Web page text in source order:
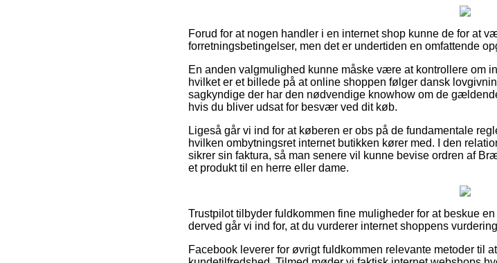
Forud for at nogen handler i en internet shop kunne de for at
forretningsbetingelser, men det er undertiden en omfattende
En anden valgmulighed kunne måske være at kontrollere om
hvilket er et billede på at online shoppen følger dansk
sagkyndige der har den nødvendige knowhow om de
hvis du bliver udsat for besvær ved dit køb.
Ligeså går vi ind for at køberen er obs på de fundamentale
hvilken ombytningsret internet butikken kører med. I den
sikrer sin faktura, så man senere vil kunne bevise ordren af
et produkt til en herre eller dame.
Trustpilot tilbyder fuldkommen fine muligheder for at beskue
derved går vi ind for, at du vurderer internet shoppens
Facebook leverer for øvrigt fuldkommen relevante metoder til